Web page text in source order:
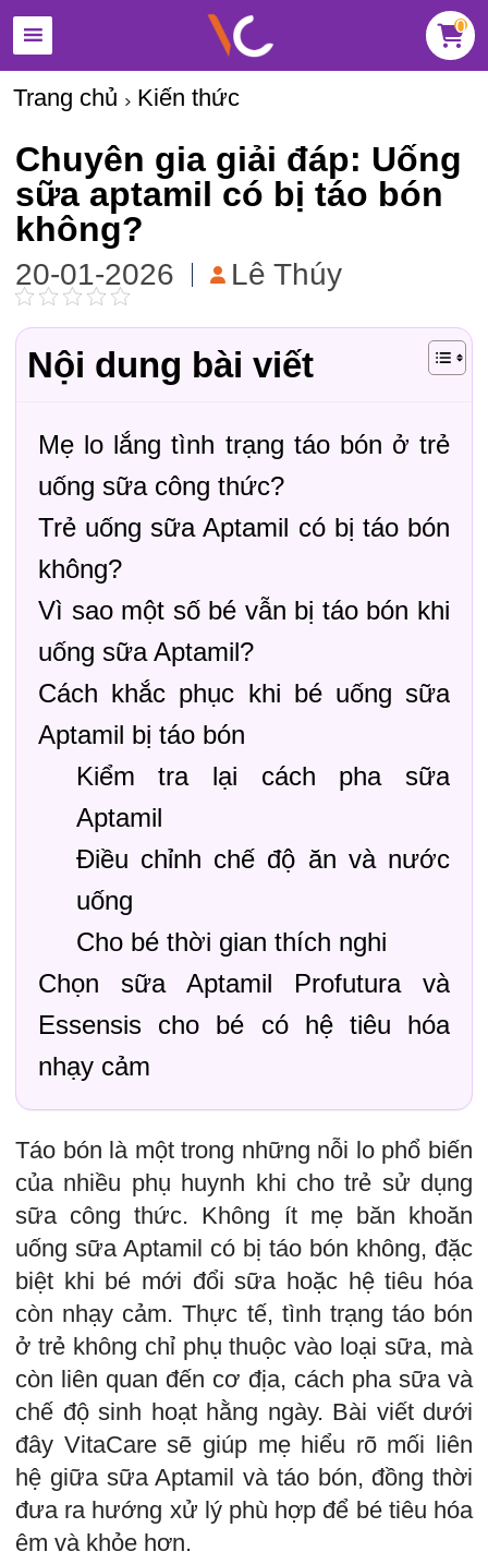
0
Trang chủ Kiến thức
Chuyên gia giải đáp: Uống
sữa aptamil có bị táo bón
không?
20-01-2026 Lê Thúy
Nội dung bài viết
Mẹ lo lắng tình trạng táo bón ở trẻ
uống sữa công thức?
Trẻ uống sữa Aptamil có bị táo bón
không?
Vì sao một số bé vẫn bị táo bón khi
uống sữa Aptamil?
Cách khắc phục khi bé uống sữa
Aptamil bị táo bón
Kiểm tra lại cách pha sữa
Aptamil
Điều chỉnh chế độ ăn và nước
uống
Cho bé thời gian thích nghi
Chọn sữa Aptamil Profutura và
Essensis cho bé có hệ tiêu hóa
nhạy cảm
Táo bón là một trong những nỗi lo phổ biến
của nhiều phụ huynh khi cho trẻ sử dụng
sữa công thức. Không ít mẹ băn khoăn
uống sữa Aptamil có bị táo bón không, đặc
biệt khi bé mới đổi sữa hoặc hệ tiêu hóa
còn nhạy cảm. Thực tế, tình trạng táo bón
ở trẻ không chỉ phụ thuộc vào loại sữa, mà
còn liên quan đến cơ địa, cách pha sữa và
chế độ sinh hoạt hằng ngày. Bài viết dưới
đây VitaCare sẽ giúp mẹ hiểu rõ mối liên
hệ giữa sữa Aptamil và táo bón, đồng thời
đưa ra hướng xử lý phù hợp để bé tiêu hóa
êm và khỏe hơn.